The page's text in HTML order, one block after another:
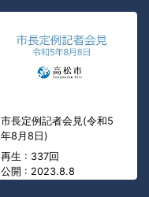
市長定例記者会見(令和5
年8月8日)
再生 : 337回
公開 : 2023.8.8